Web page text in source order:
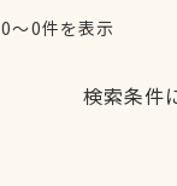
0〜0件を表示
検索条件